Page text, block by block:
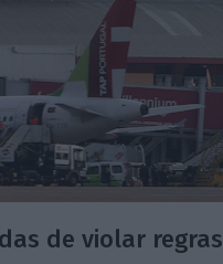
de violar regras